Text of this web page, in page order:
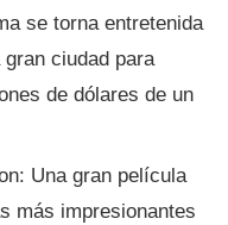
se torna entretenida
ciudad para
de dólares de un
Una gran pelí­cula
más impresionantes